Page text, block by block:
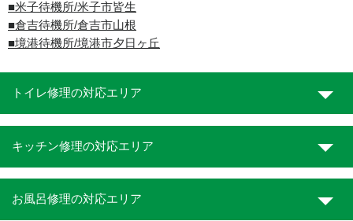
■米子待機所/米子市皆生
■倉吉待機所/倉吉市山根
■境港待機所/境港市夕日ヶ丘
トイレ修理の対応エリア
キッチン修理の対応エリア
お風呂修理の対応エリア